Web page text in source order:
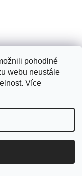
pohodlné
webu neustále
Více